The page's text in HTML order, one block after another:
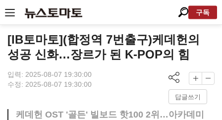
구독
[IB토마토](합정역 7번출구)케데헌의
성공 신화…장르가 된 K-POP의 힘
입력: 2025-08-07 19:30:00
수정: 2025-08-07 19:30:00
답글쓰기
케데헌 OST '골든' 빌보드 핫100 2위…아카데미